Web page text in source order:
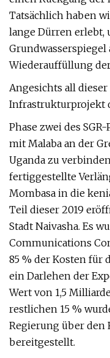
Tatsächlich haben
lange Dürren erlebt,
Grundwasserspiegel
Wiederauffüllung
Angesichts all
Infrastrukturprojekt
Phase zwei des
mit Malaba an der
Uganda zu
fertiggestellte
Mombasa in die
Teil dieser 2019
Stadt Naivasha. Es
Communications
85 % der Kosten für
ein Darlehen der
Wert von 1,5
restlichen 15 %
Regierung über den
bereitgestellt.